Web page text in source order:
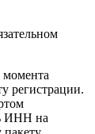
момента
регистрации.
ИНН на